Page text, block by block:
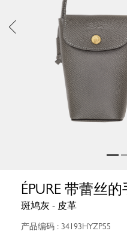
ÉPURE 带蕾丝
斑鸠灰 - 皮革
产品编码 : 34193HYZP55